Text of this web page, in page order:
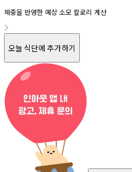
체중을 반영한 예상 소모 칼로리 계산
오늘 식단에 추가하기